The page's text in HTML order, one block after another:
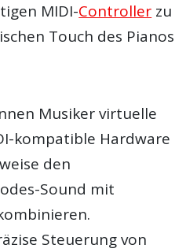
MIDI-Controller zu
Touch des Pianos
Musiker virtuelle
kompatible Hardware
den
Sound mit
Steuerung von